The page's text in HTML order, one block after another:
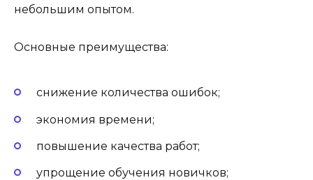
небольшим опытом.
Основные преимущества:
снижение количества ошибок;
экономия времени;
повышение качества работ;
упрощение обучения новичков;